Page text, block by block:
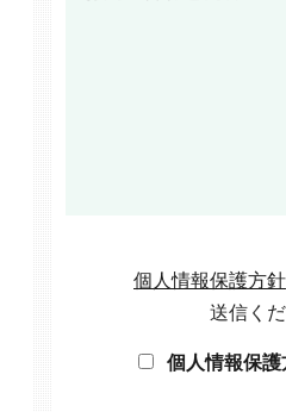
個人情報保護方針
送信く
個人情報保